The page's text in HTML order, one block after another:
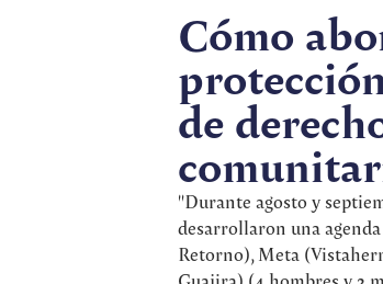
Cómo
de
"Durante agosto y
desarrollaron una
Retorno), Meta